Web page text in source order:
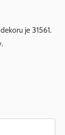
je 31561.